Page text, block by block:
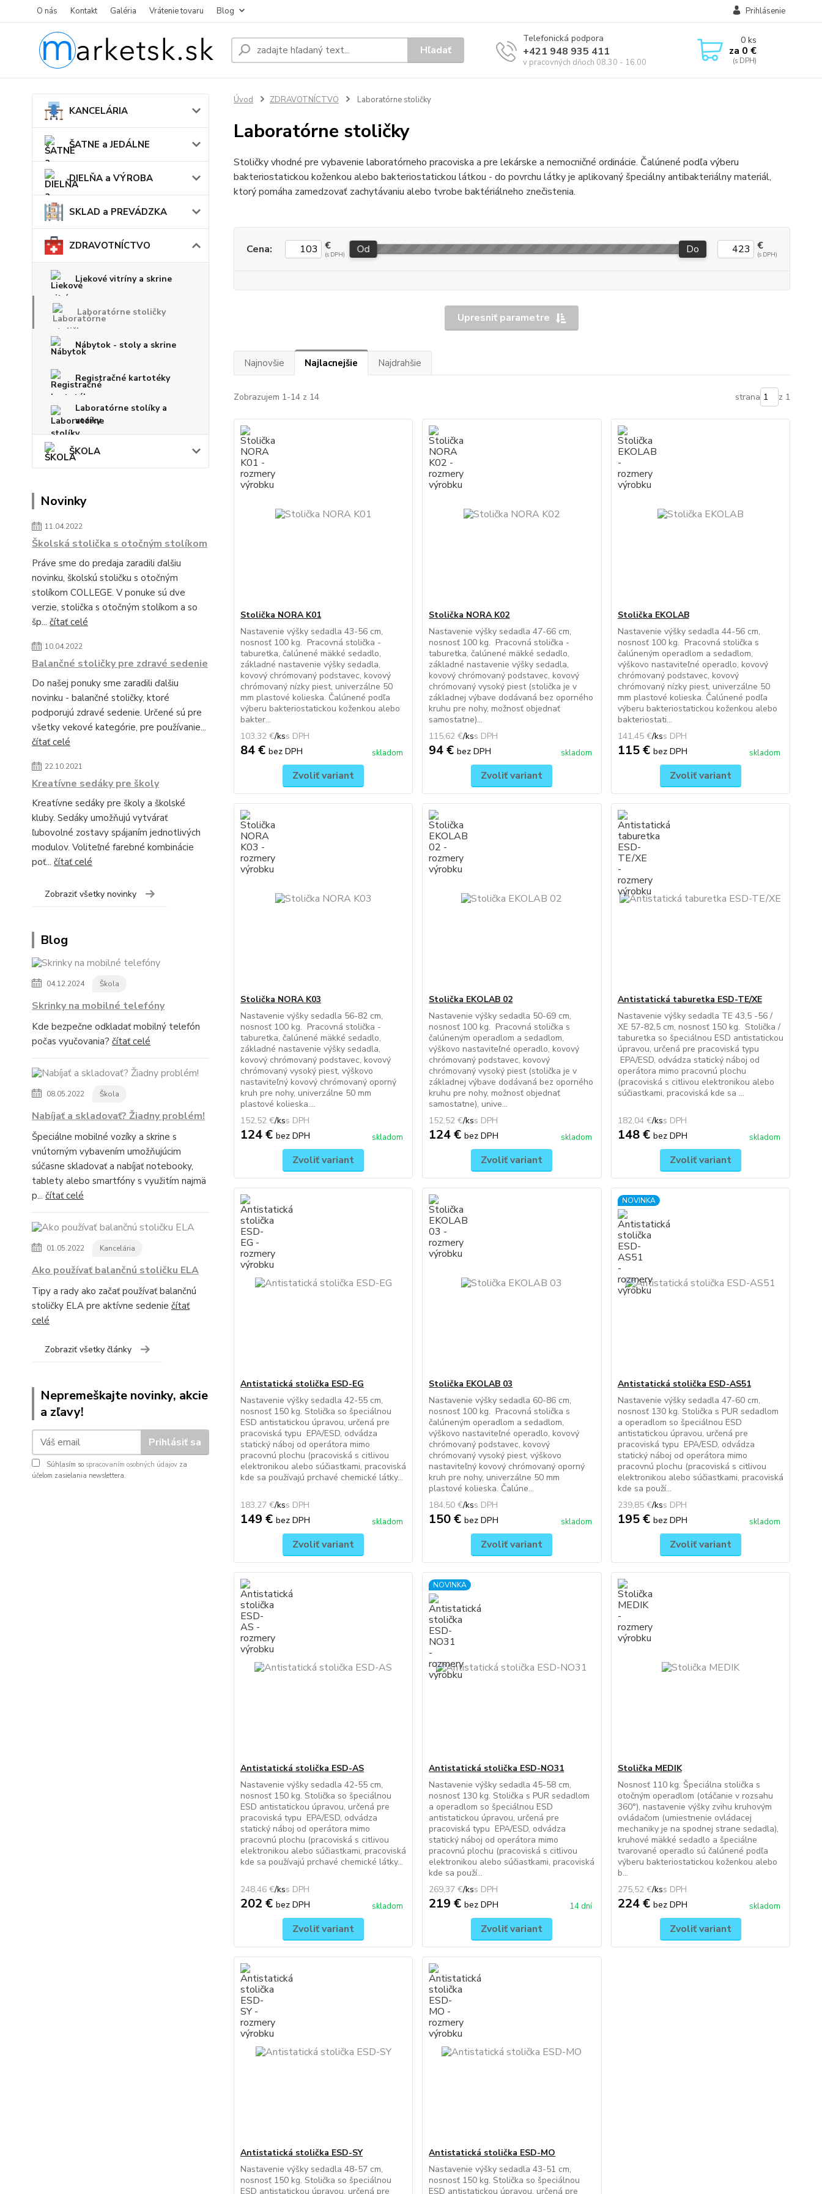
O nás Kontakt Galéria Vrátenie tovaru Blog Prihlásenie
Hľadať
Telefonická podpora
+421 948 935 411
v pracovných dňoch 08.30 - 16.00
0ks
za 0 €
KANCELÁRIA
ŠATNE a JEDÁLNE
DIELŇA a VÝROBA
SKLAD a PREVÁDZKA
ZDRAVOTNÍCTVO
Liekové vitríny a skrine
Laboratórne stoličky
Nábytok - stoly a skrine
Registračné kartotéky
Laboratórne stolíky a
vozíky
ŠKOLA
Novinky
11.04.2022
Školská stolička s otočným stolíkom
Práve sme do predaja zaradili ďalšiu
novinku, školskú stoličku s otočným
stolíkom COLLEGE. V ponuke sú dve
verzie, stolička s otočným stolíkom a so
šp... čítať celé
10.04.2022
Balančné stoličky pre zdravé sedenie
Do našej ponuky sme zaradili ďalšiu
novinku - balančné stoličky, ktoré
podporujú zdravé sedenie. Určené sú pre
všetky vekové kategórie, pre používanie...
čítať celé
22.10.2021
Kreatívne sedáky pre školy
Kreatívne sedáky pre školy a školské
kluby. Sedáky umožňujú vytvárať
ľubovolné zostavy spájaním jednotlivých
modulov. Voliteľné farebné kombinácie
poť... čítať celé
Zobraziť všetky novinky
Blog
04.12.2024 Škola
Skrinky na mobilné telefóny
Kde bezpečne odkladať mobilný telefón
počas vyučovania? čítať celé
08.05.2022 Škola
Nabíjať a skladovať? Žiadny problém!
Špeciálne mobilné vozíky a skrine s
vnútorným vybavením umožňujúcim
súčasne skladovať a nabíjať notebooky,
tablety alebo smartfóny s využitím najmä
p... čítať celé
01.05.2022 Kancelária
Ako používať balančnú stoličku ELA
Tipy a rady ako začať používať balančnú
stoličky ELA pre aktívne sedenie čítať
celé
Zobraziť všetky články
Nepremeškajte novinky, akcie
a zľavy!
Prihlásiť sa
Súhlasím so spracovaním osobných údajov za
účelom zasielania newslettera.
Úvod ZDRAVOTNÍCTVO Laboratórne stoličky
Laboratórne stoličky
Stoličky vhodné pre vybavenie laboratórneho pracoviska a pre lekárske a nemocničné ordinácie. Čalúnené podľa výberu
bakteriostatickou koženkou alebo bakteriostatickou látkou - do povrchu látky je aplikovaný špeciálny antibakteriálny materiál,
ktorý pomáha zamedzovať zachytávaniu alebo tvrobe baktériálneho znečistenia.
Upresniť parametre
Cena: € Od Do €
Najnovšie Najlacnejšie Najdrahšie
Zobrazujem 1-14 z 14 strana z 1
Stolička NORA K01
Nastavenie výšky sedadla 43-56 cm,
nosnosť 100 kg. Pracovná stolička -
taburetka, čalúnené mäkké sedadlo,
základné nastavenie výšky sedadla,
kovový chrómovaný podstavec, kovový
chrómovaný nízky piest, univerzálne 50
mm plastové kolieska. Čalúnené podľa
výberu bakteriostatickou koženkou alebo
bakter...
103,32 €/ks
84 € bez DPH skladom
Zvoliť variant
Stolička NORA K02
Nastavenie výšky sedadla 47-66 cm,
nosnosť 100 kg. Pracovná stolička -
taburetka, čalúnené mäkké sedadlo,
základné nastavenie výšky sedadla,
kovový chrómovaný podstavec, kovový
chrómovaný vysoký piest (stolička je v
základnej výbave dodávaná bez oporného
kruhu pre nohy, možnosť objednať
samostatne)...
115,62 €/ks
94 €bez DPH skladom
Zvoliť variant
Stolička EKOLAB
Nastavenie výšky sedadla 44-56 cm,
nosnosť 100 kg. Pracovná stolička s
čalúneným operadlom a sedadlom,
výškovo nastaviteľné operadlo, kovový
chrómovaný podstavec, kovový
chrómovaný nízky piest, univerzálne 50
mm plastové kolieska. Čalúnené podľa
výberu bakteriostatickou koženkou alebo
bakteriostati...
141,45 €/ks
115 € bez DPH skladom
Zvoliť variant
Stolička NORA K03
Nastavenie výšky sedadla 56-82 cm,
nosnosť 100 kg. Pracovná stolička -
taburetka, čalúnené mäkké sedadlo,
základné nastavenie výšky sedadla,
kovový chrómovaný podstavec, kovový
chrómovaný vysoký piest, výškovo
nastaviteľný kovový chrómovaný oporný
kruh pre nohy, univerzálne 50 mm
plastové kolieska....
152,52 €/ks
124 € bez DPH skladom
Zvoliť variant
Stolička EKOLAB 02
Nastavenie výšky sedadla 50-69 cm,
nosnosť 100 kg. Pracovná stolička s
čalúneným operadlom a sedadlom,
výškovo nastaviteľné operadlo, kovový
chrómovaný podstavec, kovový
chrómovaný vysoký piest (stolička je v
základnej výbave dodávaná bez oporného
kruhu pre nohy, možnosť objednať
samostatne), unive...
152,52 €/ks
124 €bez DPH skladom
Zvoliť variant
Antistatická taburetka ESD-TE/XE
Nastavenie výšky sedadla TE 43,5 -56 /
XE 57-82,5 cm, nosnosť 150 kg. Stolička /
taburetka so špeciálnou ESD antistatickou
úpravou, určená pre pracoviská typu
EPA/ESD, odvádza statický náboj od
operátora mimo pracovnú plochu
(pracoviská s citlivou elektronikou alebo
súčiastkami, pracoviská kde sa ...
182,04 €/ks
148 € bez DPH skladom
Zvoliť variant
Antistatická stolička ESD-EG
Nastavenie výšky sedadla 42-55 cm,
nosnosť 150 kg. Stolička so špeciálnou
ESD antistatickou úpravou, určená pre
pracoviská typu EPA/ESD, odvádza
statický náboj od operátora mimo
pracovnú plochu (pracoviská s citlivou
elektronikou alebo súčiastkami, pracoviská
kde sa používajú prchavé chemické látky...
183,27 €/ks
149 € bez DPH skladom
Zvoliť variant
Stolička EKOLAB 03
Nastavenie výšky sedadla 60-86 cm,
nosnosť 100 kg. Pracovná stolička s
čalúneným operadlom a sedadlom,
výškovo nastaviteľné operadlo, kovový
chrómovaný podstavec, kovový
chrómovaný vysoký piest, výškovo
nastaviteľný kovový chrómovaný oporný
kruh pre nohy, univerzálne 50 mm
plastové kolieska. Čalúne...
184,50 €/ks
150 €bez DPH skladom
Zvoliť variant
NOVINKA
Antistatická stolička ESD-AS51
Nastavenie výšky sedadla 47-60 cm,
nosnosť 130 kg. Stolička s PUR sedadlom
a operadlom so špeciálnou ESD
antistatickou úpravou, určená pre
pracoviská typu EPA/ESD, odvádza
statický náboj od operátora mimo
pracovnú plochu (pracoviská s citlivou
elektronikou alebo súčiastkami, pracoviská
kde sa použí...
239,85 €/ks
195 € bez DPH skladom
Zvoliť variant
Antistatická stolička ESD-AS
Nastavenie výšky sedadla 42-55 cm,
nosnosť 150 kg. Stolička so špeciálnou
ESD antistatickou úpravou, určená pre
pracoviská typu EPA/ESD, odvádza
statický náboj od operátora mimo
pracovnú plochu (pracoviská s citlivou
elektronikou alebo súčiastkami, pracoviská
kde sa používajú prchavé chemické látky...
248,46 €/ks
202 € bez DPH skladom
Zvoliť variant
NOVINKA
Antistatická stolička ESD-NO31
Nastavenie výšky sedadla 45-58 cm,
nosnosť 130 kg. Stolička s PUR sedadlom
a operadlom so špeciálnou ESD
antistatickou úpravou, určená pre
pracoviská typu EPA/ESD, odvádza
statický náboj od operátora mimo
pracovnú plochu (pracoviská s citlivou
elektronikou alebo súčiastkami, pracoviská
kde sa použí...
269,37 €/ks
219 €bez DPH 14 dní
Zvoliť variant
Stolička MEDIK
Nosnosť 110 kg. Špeciálna stolička s
otočným operadlom (otáčanie v rozsahu
360°), nastavenie výšky zvihu kruhovým
ovládačom (umiestnenie ovládacej
mechaniky je na spodnej strane sedadla),
kruhové mäkké sedadlo a špeciálne
tvarované operadlo sú čalúnené podľa
výberu bakteriostatickou koženkou alebo
b...
275,52 €/ks
224 € bez DPH skladom
Zvoliť variant
Antistatická stolička ESD-SY
Nastavenie výšky sedadla 48-57 cm,
nosnosť 150 kg. Stolička so špeciálnou
ESD antistatickou úpravou, určená pre
Antistatická stolička ESD-MO
Nastavenie výšky sedadla 43-51 cm,
nosnosť 150 kg. Stolička so špeciálnou
ESD antistatickou úpravou, určená pre